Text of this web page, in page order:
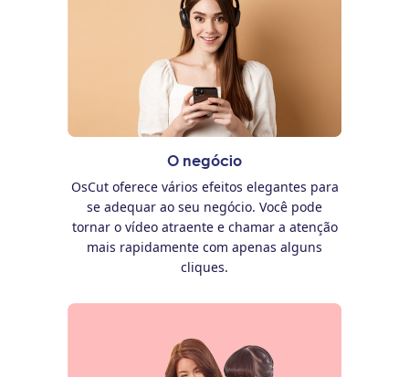
O negócio
OsCut oferece vários efeitos elegantes para
se adequar ao seu negócio. Você pode
tornar o vídeo atraente e chamar a atenção
mais rapidamente com apenas alguns
cliques.